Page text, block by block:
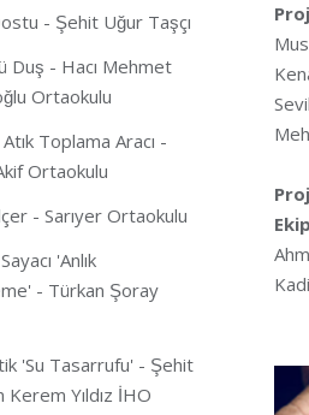
- Şehit Uğur Taşçı
Duş - Hacı Mehmet
Ortaokulu
Atık Toplama Aracı -
Ortaokulu
- Sarıyer Ortaokulu
'Anlık
- Türkan Şoray
'Su Tasarrufu' - Şehit
Yıldız İHO